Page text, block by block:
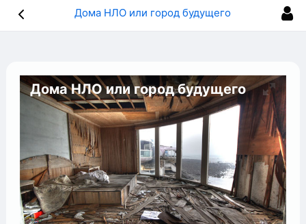
Дома НЛО или город будущего
Дома НЛО или город будущего